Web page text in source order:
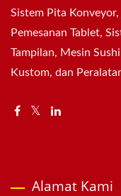
Sistem Pita
Pemesanan Tablet,
Tampilan, Mesin
Kustom, dan
Alamat Kami